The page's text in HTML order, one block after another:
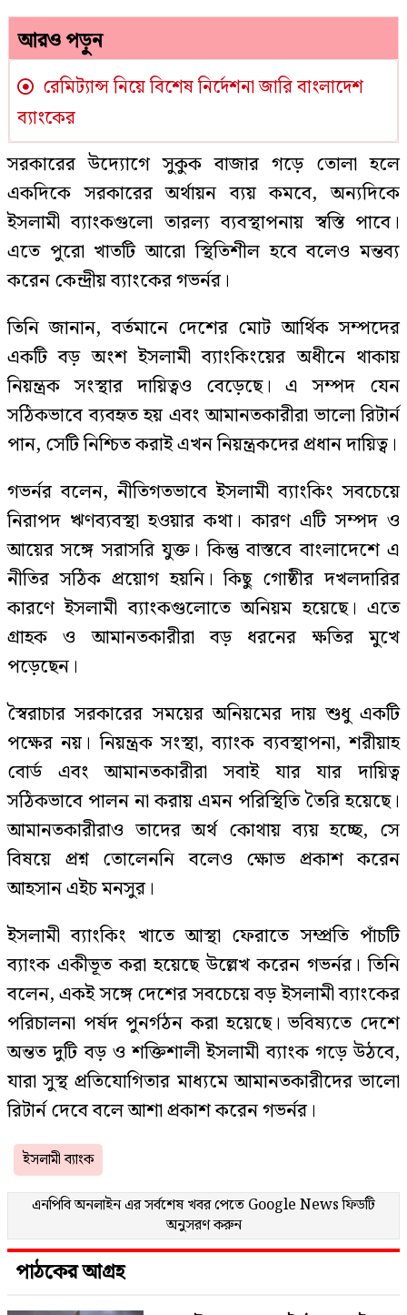
আরও পড়ুন
রেমিট্যান্স নিয়ে বিশেষ নির্দেশনা জারি বাংলাদেশ
ব্যাংকের
সরকারের উদ্যোগে সুকুক বাজার গড়ে তোলা হলে
একদিকে সরকারের অর্থায়ন ব্যয় কমবে, অন্যদিকে
ইসলামী ব্যাংকগুলো তারল্য ব্যবস্থাপনায় স্বস্তি পাবে।
এতে পুরো খাতটি আরো স্থিতিশীল হবে বলেও মন্তব্য
করেন কেন্দ্রীয় ব্যাংকের গভর্নর।
তিনি জানান, বর্তমানে দেশের মোট আর্থিক সম্পদের
একটি বড় অংশ ইসলামী ব্যাংকিংয়ের অধীনে থাকায়
নিয়ন্ত্রক সংস্থার দায়িত্বও বেড়েছে। এ সম্পদ যেন
সঠিকভাবে ব্যবহৃত হয় এবং আমানতকারীরা ভালো রিটার্ন
পান, সেটি নিশ্চিত করাই এখন নিয়ন্ত্রকদের প্রধান দায়িত্ব।
গভর্নর বলেন, নীতিগতভাবে ইসলামী ব্যাংকিং সবচেয়ে
নিরাপদ ঋণব্যবস্থা হওয়ার কথা। কারণ এটি সম্পদ ও
আয়ের সঙ্গে সরাসরি যুক্ত। কিন্তু বাস্তবে বাংলাদেশে এ
নীতির সঠিক প্রয়োগ হয়নি। কিছু গোষ্ঠীর দখলদারির
কারণে ইসলামী ব্যাংকগুলোতে অনিয়ম হয়েছে। এতে
গ্রাহক ও আমানতকারীরা বড় ধরনের ক্ষতির মুখে
পড়েছেন।
স্বৈরাচার সরকারের সময়ের অনিয়মের দায় শুধু একটি
পক্ষের নয়। নিয়ন্ত্রক সংস্থা, ব্যাংক ব্যবস্থাপনা, শরীয়াহ
বোর্ড এবং আমানতকারীরা সবাই যার যার দায়িত্ব
সঠিকভাবে পালন না করায় এমন পরিস্থিতি তৈরি হয়েছে।
আমানতকারীরাও তাদের অর্থ কোথায় ব্যয় হচ্ছে, সে
বিষয়ে প্রশ্ন তোলেননি বলেও ক্ষোভ প্রকাশ করেন
আহসান এইচ মনসুর।
ইসলামী ব্যাংকিং খাতে আস্থা ফেরাতে সম্প্রতি পাঁচটি
ব্যাংক একীভূত করা হয়েছে উল্লেখ করেন গভর্নর। তিনি
বলেন, একই সঙ্গে দেশের সবচেয়ে বড় ইসলামী ব্যাংকের
পরিচালনা পর্ষদ পুনর্গঠন করা হয়েছে। ভবিষ্যতে দেশে
অন্তত দুটি বড় ও শক্তিশালী ইসলামী ব্যাংক গড়ে উঠবে,
যারা সুস্থ প্রতিযোগিতার মাধ্যমে আমানতকারীদের ভালো
রিটার্ন দেবে বলে আশা প্রকাশ করেন গভর্নর।
ইসলামী ব্যাংক
এনপিবি অনলাইন এর সর্বশেষ খবর পেতে Google Newsফিডটি
অনুসরণ করুন
পাঠকের আগ্রহ